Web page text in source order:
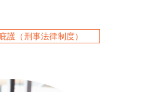
護（刑事法律制度）